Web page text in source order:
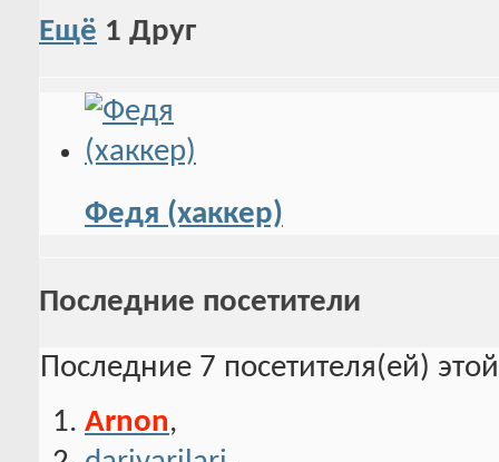
Ещё 1 Друг
Федя (хаккер)
Последние посетители
Последние 7 посетителя(ей)
Arnon,